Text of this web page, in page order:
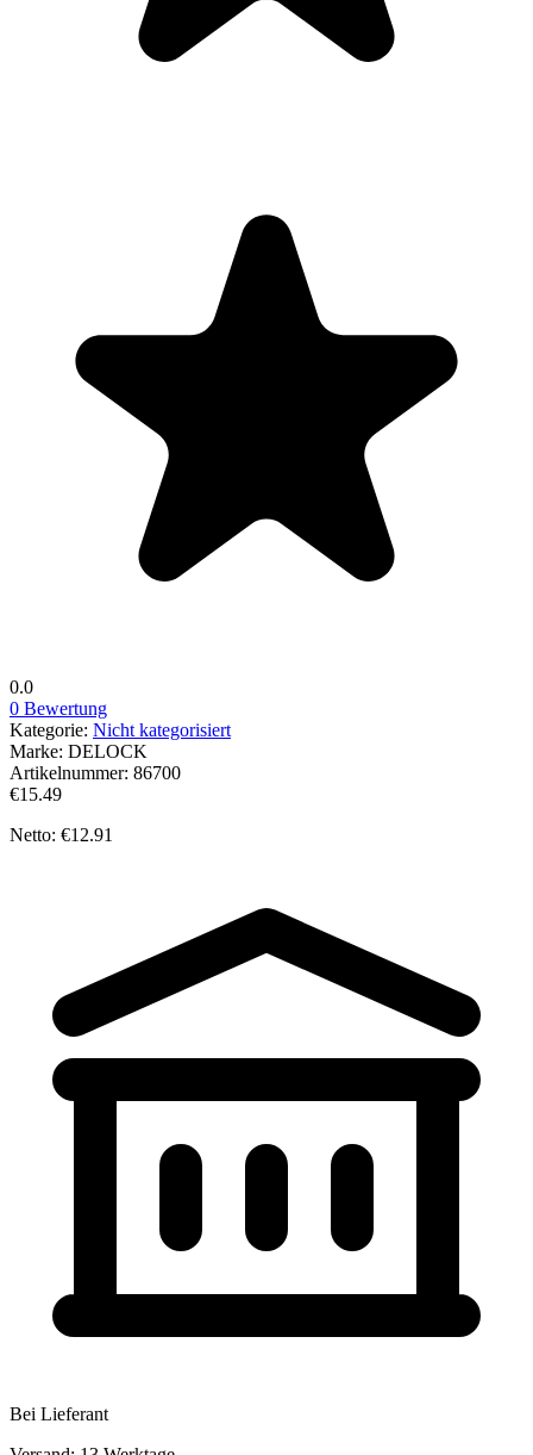
0.0
0 Bewertung
Kategorie: Nicht kategorisiert
Marke: DELOCK
Artikelnummer: 86700
€15.49
Netto: €12.91
Bei Lieferant